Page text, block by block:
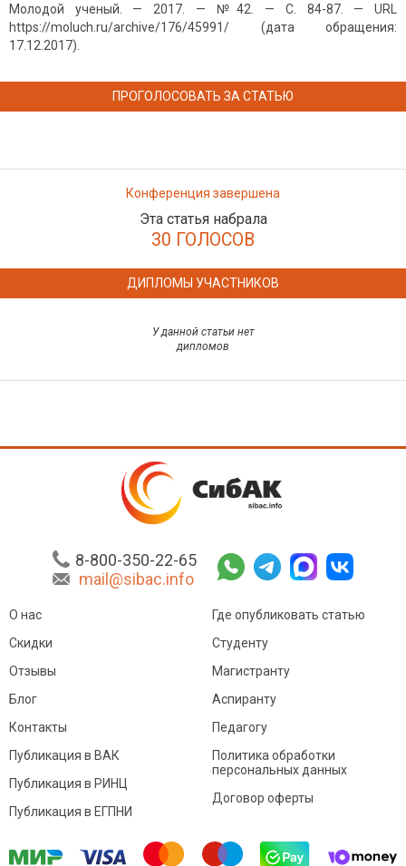
Молодой ученый. — 2017. — №42. — С. 84-87. — URL
https://moluch.ru/archive/176/45991/ (дата обращения:
17.12.2017).
ПРОГОЛОСОВАТЬ ЗА СТАТЬЮ
Конференция завершена
Эта статья набрала
30 ГОЛОСОВ
ДИПЛОМЫ УЧАСТНИКОВ
У данной статьи нет
дипломов
8-800-350-22-65
mail@sibac.info
О нас
Скидки
Отзывы
Блог
Контакты
Где опубликовать статью
Студенту
Магистранту
Аспиранту
Педагогу
Публикация в ВАК
Публикация в РИНЦ
Публикация в ЕГПНИ
Политика обработки
персональных данных
Договор оферты